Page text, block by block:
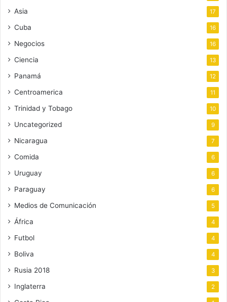
Asia 17
Cuba 16
Negocios 16
Ciencia 13
Panamá 12
Centroamerica 11
Trinidad y Tobago 10
Uncategorized 9
Nicaragua 7
Comida 6
Uruguay 6
Paraguay 6
Medios de Comunicación 5
África 4
Futbol 4
Boliva 4
Rusia 2018 3
Inglaterra 2